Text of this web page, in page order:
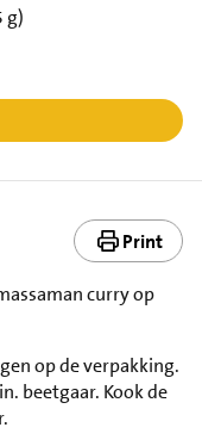
g)
Print
curry op
op de verpakking.
beetgaar. Kook de